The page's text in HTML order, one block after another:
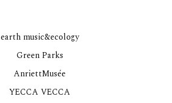
earth music&ecology
Green Parks
AnriettMusée
YECCA VECCA